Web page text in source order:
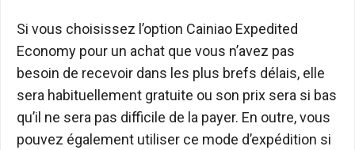
Si vous choisissez l’option Cainiao Expedited
Economy pour un achat que vous n’avez pas
besoin de recevoir dans les plus brefs délais, elle
sera habituellement gratuite ou son prix sera si bas
qu’il ne sera pas difficile de la payer. En outre, vous
pouvez également utiliser ce mode d’expédition si